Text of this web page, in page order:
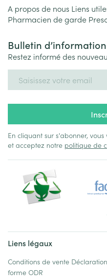
A propos de nous Liens
Pharmacien de garde
Bulletin d’information
Restez informé des
En cliquant sur s'abonner,
et acceptez notre politique de
Liens légaux
Conditions de vente
forme ODR